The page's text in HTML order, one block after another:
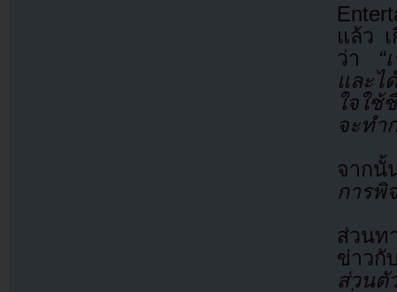
แล้ว
ว่า “
และไ
ใจใช้
จะทำ
จากนั้
การพิ
ส่วนท
ข่าวกั
ส่วนตั